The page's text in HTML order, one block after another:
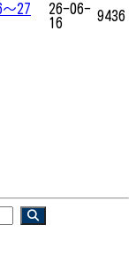
27
26-06-
16
9436